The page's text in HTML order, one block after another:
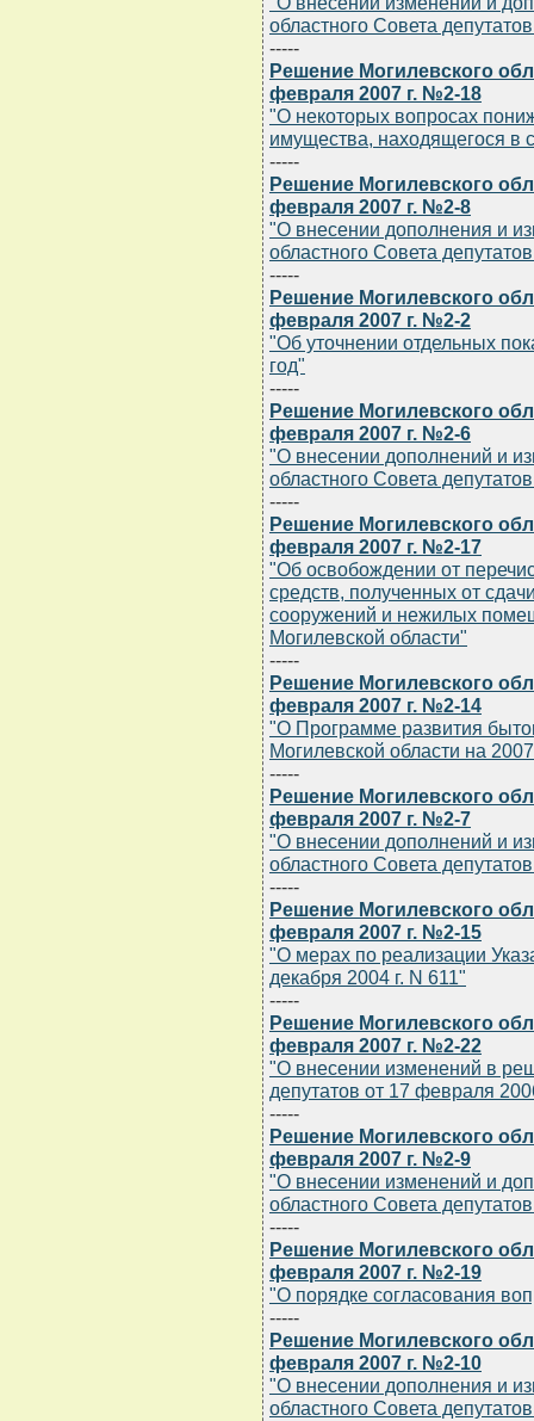
областного Совета
-----
Решение Могилевского
февраля 2007 г. №2-18
"О некоторых вопросах
имущества, находящегося в
-----
Решение Могилевского
февраля 2007 г. №2-8
"О внесении дополнения и
областного Совета
-----
Решение Могилевского
февраля 2007 г. №2-2
"Об уточнении отдельных
год"
-----
Решение Могилевского
февраля 2007 г. №2-6
"О внесении дополнений и
областного Совета
-----
Решение Могилевского
февраля 2007 г. №2-17
"Об освобождении от
средств, полученных от
сооружений и нежилых
Могилевской области"
-----
Решение Могилевского
февраля 2007 г. №2-14
"О Программе развития
Могилевской области на
-----
Решение Могилевского
февраля 2007 г. №2-7
"О внесении дополнений и
областного Совета
-----
Решение Могилевского
февраля 2007 г. №2-15
"О мерах по реализации
декабря 2004 г. N 611"
-----
Решение Могилевского
февраля 2007 г. №2-22
"О внесении изменений в
депутатов от 17 февраля
-----
Решение Могилевского
февраля 2007 г. №2-9
"О внесении изменений и
областного Совета
-----
Решение Могилевского
февраля 2007 г. №2-19
"О порядке согласования
-----
Решение Могилевского
февраля 2007 г. №2-10
"О внесении дополнения и
областного Совета